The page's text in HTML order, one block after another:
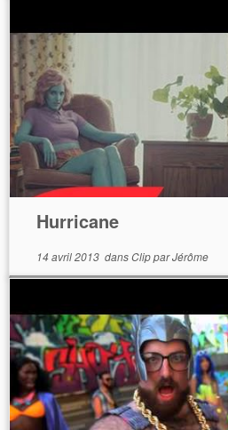
Hurricane
14 avril 2013dansClipparJérôme